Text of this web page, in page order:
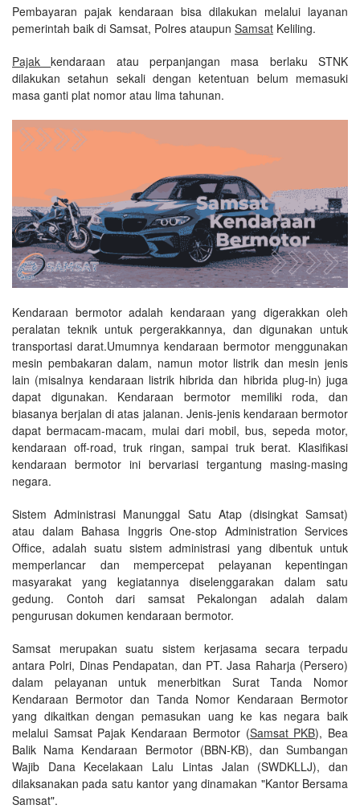
Pembayaran pajak kendaraan bisa dilakukan melalui layanan
pemerintah baik di Samsat, Polres ataupun Samsat Keliling.
Pajakkendaraan atau perpanjangan masa berlaku STNK
dilakukan setahun sekali dengan ketentuan belum memasuki
masa ganti plat nomor atau lima tahunan.
Kendaraan bermotor adalah kendaraan yang digerakkan oleh
peralatan teknik untuk pergerakkannya, dan digunakan untuk
transportasi darat.Umumnya kendaraan bermotor menggunakan
mesin pembakaran dalam, namun motor listrik dan mesin jenis
lain (misalnya kendaraan listrik hibrida dan hibrida plug-in) juga
dapat digunakan. Kendaraan bermotor memiliki roda, dan
biasanya berjalan di atas jalanan. Jenis-jenis kendaraan bermotor
dapat bermacam-macam, mulai dari mobil, bus, sepeda motor,
kendaraan off-road, truk ringan, sampai truk berat. Klasifikasi
kendaraan bermotor ini bervariasi tergantung masing-masing
negara.
Sistem Administrasi Manunggal Satu Atap (disingkat Samsat)
atau dalam Bahasa Inggris One-stop Administration Services
Office, adalah suatu sistem administrasi yang dibentuk untuk
memperlancar dan mempercepat pelayanan kepentingan
masyarakat yang kegiatannya diselenggarakan dalam satu
gedung. Contoh dari samsat Pekalongan adalah dalam
pengurusan dokumen kendaraan bermotor.
Samsat merupakan suatu sistem kerjasama secara terpadu
antara Polri, Dinas Pendapatan, dan PT. Jasa Raharja (Persero)
dalam pelayanan untuk menerbitkan Surat Tanda Nomor
Kendaraan Bermotor dan Tanda Nomor Kendaraan Bermotor
yang dikaitkan dengan pemasukan uang ke kas negara baik
melalui Samsat Pajak Kendaraan Bermotor (Samsat PKB), Bea
Balik Nama Kendaraan Bermotor (BBN-KB), dan Sumbangan
Wajib Dana Kecelakaan Lalu Lintas Jalan (SWDKLLJ), dan
dilaksanakan pada satu kantor yang dinamakan "Kantor Bersama
Samsat".